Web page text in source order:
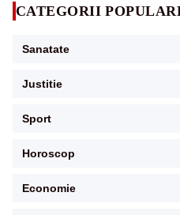
CATEGORII
Sanatate
Justitie
Sport
Horoscop
Economie